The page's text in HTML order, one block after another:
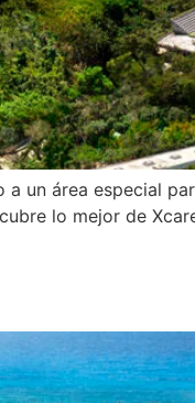
un área especial
lo mejor de